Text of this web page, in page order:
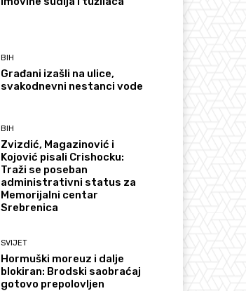
BIH
Građani izašli na ulice,
svakodnevni nestanci vode
BIH
Zvizdić, Magazinović i
Kojović pisali Crishocku:
Traži se poseban
administrativni status za
Memorijalni centar
Srebrenica
SVIJET
Hormuški moreuz i dalje
blokiran: Brodski saobraćaj
gotovo prepolovljen